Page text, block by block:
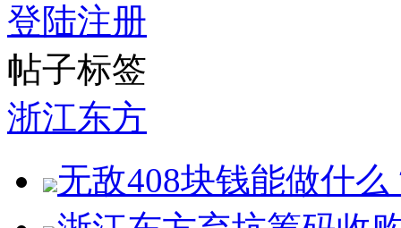
登陆注册
帖子标签
浙江东方
无敌408块钱能做什么